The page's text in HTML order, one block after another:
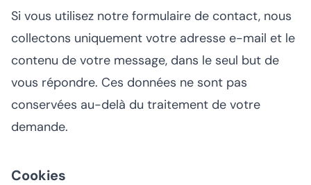
Si vous utilisez notre formulaire de contact, nous
collectons uniquement votre adresse e-mail et le
contenu de votre message, dans le seul but de
vous répondre. Ces données ne sont pas
conservées au-delà du traitement de votre
demande.
Cookies